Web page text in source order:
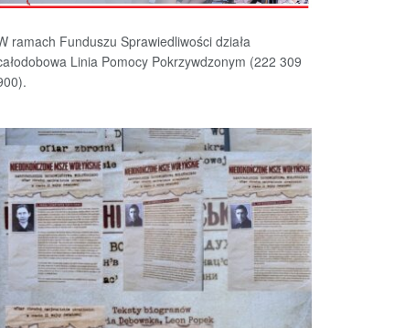
ramach Funduszu Sprawiedliwości działa
Linia Pomocy Pokrzywdzonym (222 309